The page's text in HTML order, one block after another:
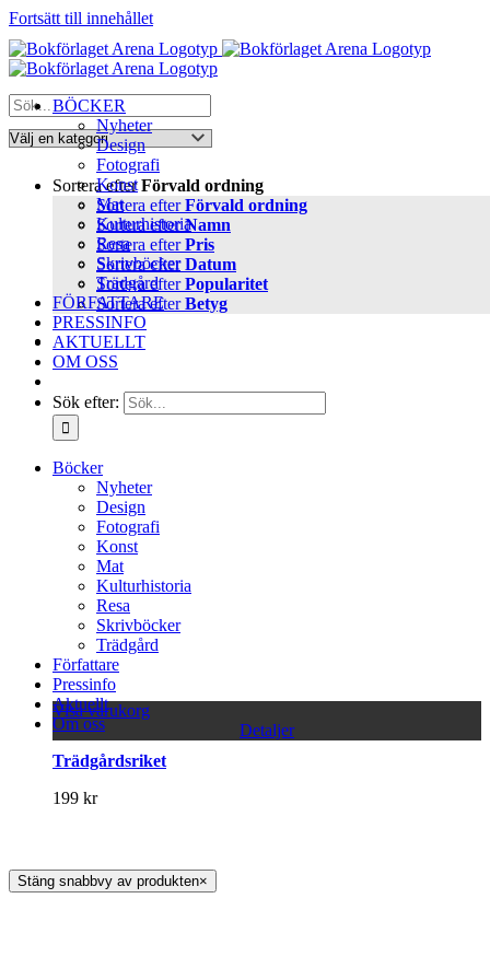
Fortsätt till innehållet
BÖCKER
Nyheter
Design
Fotografi
Konst
Mat
Kulturhistoria
Resa
Skrivböcker
Trädgård
FÖRFATTARE
PRESSINFO
AKTUELLT
OM OSS
Sök efter:
Böcker
Nyheter
Design
Fotografi
Konst
Mat
Kulturhistoria
Resa
Skrivböcker
Trädgård
Författare
Pressinfo
Aktuellt
Om oss
Sortera efterFörvald ordning
Sortera efterFörvald ordning
Sortera efterNamn
Sortera efterPris
Sortera efterDatum
Sortera efterPopularitet
Sortera efterBetyg
Visa varukorg
Detaljer
Trädgårdsriket
199 kr
Stäng snabbvy av produkten×